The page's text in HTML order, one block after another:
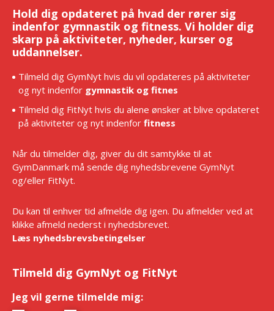
Hold dig opdateret på hvad der rører sig
indenfor gymnastik og fitness. Vi holder dig
skarp på aktiviteter, nyheder, kurser og
uddannelser.
Tilmeld dig GymNyt hvis du vil opdateres på aktiviteter
og nyt indenfor gymnastik og fitnes
Tilmeld dig FitNyt hvis du alene ønsker at blive opdateret
på aktiviteter og nyt indenfor fitness
Når du tilmelder dig, giver du dit samtykke til at
GymDanmark må sende dig nyhedsbrevene GymNyt
og/eller FitNyt.
Du kan til enhver tid afmelde dig igen. Du afmelder ved at
klikke afmeld nederst i nyhedsbrevet.
Læs nyhedsbrevsbetingelser
Tilmeld dig GymNyt og FitNyt
Jeg vil gerne tilmelde mig: